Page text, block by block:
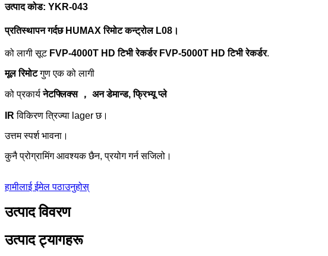
उत्पाद कोड: YKR-043
प्रतिस्थापन गर्दछ HUMAXरिमोट कन्ट्रोल L08।
को लागी सूट FVP-4000T HD टिभी रेकर्डर FVP-5000T HD टिभी रेकर्डर.
मूल रिमोटगुण एक को लागी
को प्रकार्यनेटफ्लिक्स ， अन डेमान्ड, फ्रिभ्यू प्ले
IRविकिरण त्रिज्या lager छ।
उत्तम स्पर्श भावना।
कुनै प्रोग्रामिंग आवश्यक छैन, प्रयोग गर्न सजिलो।
हामीलाई ईमेल पठाउनुहोस्
उत्पाद विवरण
उत्पाद ट्यागहरू